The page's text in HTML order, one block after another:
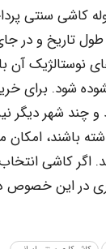
کاشی سنتی
طول تاریخ و در
نوستالژیک آن
شود. برای
چند شهر دیگر
باشند،
اگر کاشی
در این خصوص در